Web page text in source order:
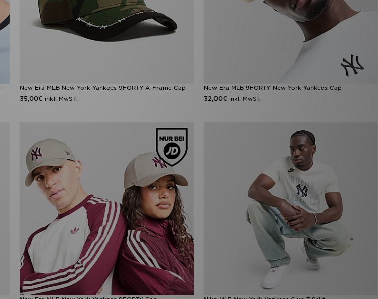
New Era MLB New York Yankees 9FORTY A-Frame Cap
35,00€ inkl. MwST.
New Era MLB 9FORTY New York Yankees Cap
32,00€ inkl. MwST.